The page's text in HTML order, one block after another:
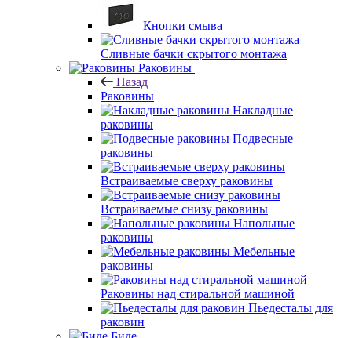
Кнопки смыва
Сливные бачки скрытого монтажа
Раковины
Назад
Раковины
Накладные
раковины
Подвесные
раковины
Встраиваемые сверху раковины
Встраиваемые снизу раковины
Напольные
раковины
Мебельные
раковины
Раковины над стиральной машиной
Пьедесталы для
раковин